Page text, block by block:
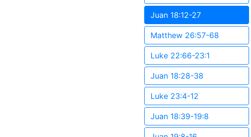
Juan 18:12-27
Matthew 26:57-68
Luke 22:66-23:1
Juan 18:28-38
Luke 23:4-12
Juan 18:39-19:8